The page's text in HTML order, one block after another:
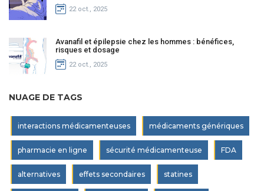
22 oct., 2025
Avanafil et épilepsie chez les hommes : bénéfices,
risques et dosage
22 oct., 2025
NUAGE DE TAGS
interactions médicamenteuses médicaments génériques
pharmacie en ligne sécurité médicamenteuse FDA
alternatives effets secondaires statines